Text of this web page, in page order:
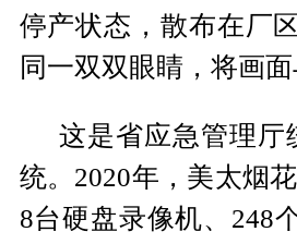
停产状态，散布在厂
同一双双眼睛，将画
这是省应急管理厅
统。2020年，美太烟
8台硬盘录像机、248